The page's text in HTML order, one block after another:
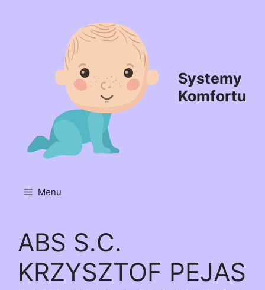
Systemy
Komfortu
Menu
ABS S.C.
KRZYSZTOF PEJAS